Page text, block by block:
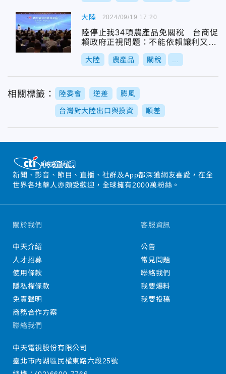
大陸
陸停止我34項農產品免關稅 台商促
賴政府正視問題：不能依賴讓利又反
中
大陸 農產品 關稅
2024/09/19 17:20
相關標籤： 陸委會 逆差 膨風
台灣對大陸出口與投資 順差
新聞、影音、節目、直播、社群及App都深獲網友喜愛，在全
世界各地華人亦頗受歡迎，全球擁有2000萬粉絲。
關於我們
中天介紹
人才招募
使用條款
隱私權條款
免責聲明
商務合作方案
客服資訊
公告
常見問題
聯絡我們
我要爆料
我要投稿
聯絡我們
中天電視股份有限公司
臺北市內湖區民權東路六段25號